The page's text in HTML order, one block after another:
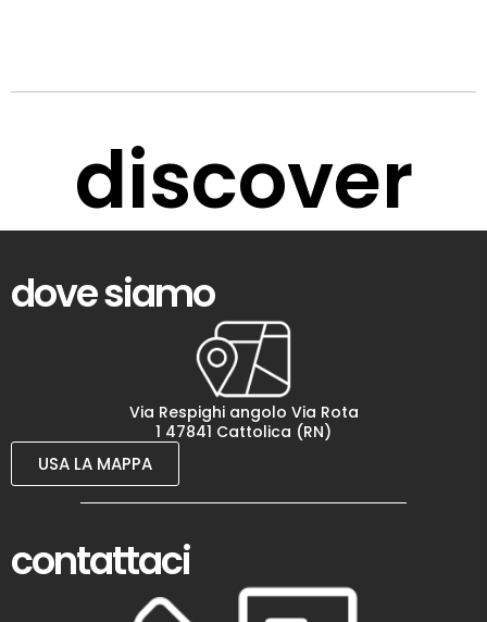
discover
dove siamo
Via Respighi angolo Via Rota
1 47841 Cattolica (RN)
USA LA MAPPA
contattaci